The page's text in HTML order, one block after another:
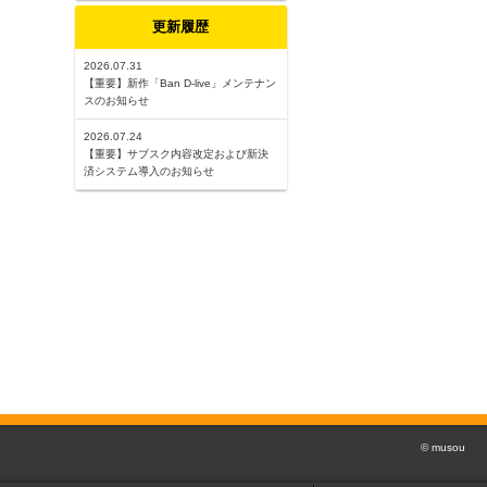
更新履歴
2026.07.31
【重要】新作「Ban D-live」メンテナン
スのお知らせ
2026.07.24
【重要】サブスク内容改定および新決
済システム導入のお知らせ
© musou